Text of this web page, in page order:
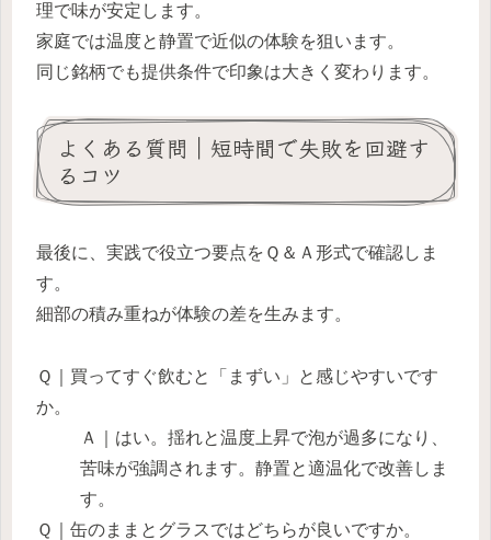
理で味が安定します。
家庭では温度と静置で近似の体験を狙います。
同じ銘柄でも提供条件で印象は大きく変わります。
よくある質問｜短時間で失敗を回避す
るコツ
最後に、実践で役立つ要点をＱ＆Ａ形式で確認しま
す。
細部の積み重ねが体験の差を生みます。
Ｑ｜買ってすぐ飲むと「まずい」と感じやすいです
か。
Ａ｜はい。揺れと温度上昇で泡が過多になり、
苦味が強調されます。静置と適温化で改善しま
す。
Ｑ｜缶のままとグラスではどちらが良いですか。